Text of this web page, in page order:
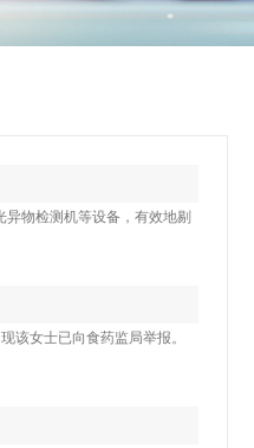
物检测机等设备，有效地剔
该女士已向食药监局举报。